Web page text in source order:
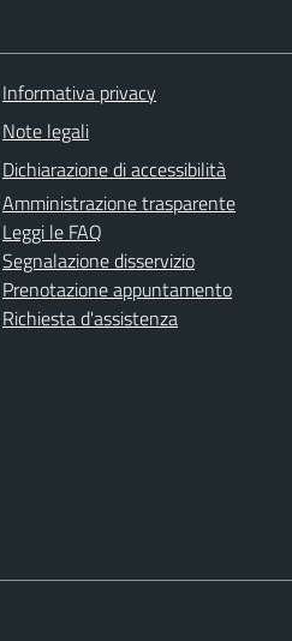
Informativa privacy
Note legali
Dichiarazione di accessibilità
Amministrazione trasparente
Leggi le FAQ
Segnalazione disservizio
Prenotazione appuntamento
Richiesta d'assistenza